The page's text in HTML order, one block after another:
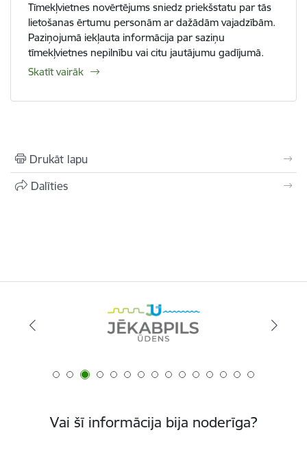
Tīmekļvietnes novērtējums sniedz priekšstatu par tās
lietošanas ērtumu personām ar dažādām vajadzībām.
Paziņojumā iekļauta informācija par saziņu
tīmekļvietnes nepilnību vai citu jautājumu gadījumā.
Skatīt vairāk
Drukāt lapu
Dalīties
Vai šī informācija bija noderīga?